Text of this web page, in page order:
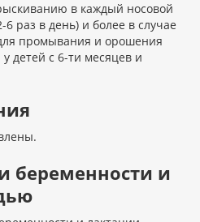
в каждый носовой
6 раз в день) и более в случае
промывания и орошения
детей с 6-ти месяцев и
беременности и